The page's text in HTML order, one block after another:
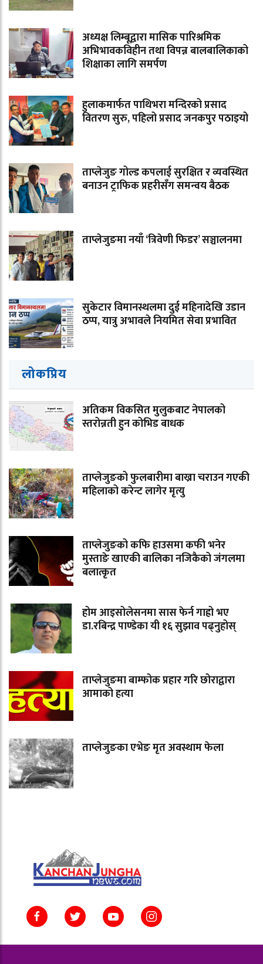
अध्यक्ष लिम्बूद्वारा मासिक पारिश्रमिक
अभिभावकविहीन तथा विपन्न बालबालिकाको
शिक्षाका लागि समर्पण
हुलाकमार्फत पाथिभरा मन्दिरको प्रसाद
वितरण सुरु, पहिलो प्रसाद जनकपुर पठाइयो
ताप्लेजुङ गोल्ड कपलाई सुरक्षित र व्यवस्थित
बनाउन ट्राफिक प्रहरीसँग समन्वय बैठक
ताप्लेजुङमा नयाँ ‘त्रिवेणी फिडर’ सञ्चालनमा
सुकेटार विमानस्थलमा दुई महिनादेखि उडान
ठप्प, यात्रु अभावले नियमित सेवा प्रभावित
लोकप्रिय
अतिकम विकसित मुलुकबाट नेपालको
स्तरोन्नती हुन कोभिड बाधक
ताप्लेजुङको फुलबारीमा बाख्रा चराउन गएकी
महिलाको करेन्ट लागेर मृत्यु
ताप्लेजुङको कफि हाउसमा कफी भनेर
मुस्ताङे खाएकी बालिका नजिकैको जंगलमा
बलात्कृत
होम आइसोलेसनमा सास फेर्न गाह्रो भए
डा.रबिन्द्र पाण्डेका यी १६ सुझाव पढ्नुहोस्
ताप्लेजुङमा बाम्फोक प्रहार गरि छोराद्वारा
आमाको हत्या
ताप्लेजुङका एभेङ मृत अवस्थाम फेला